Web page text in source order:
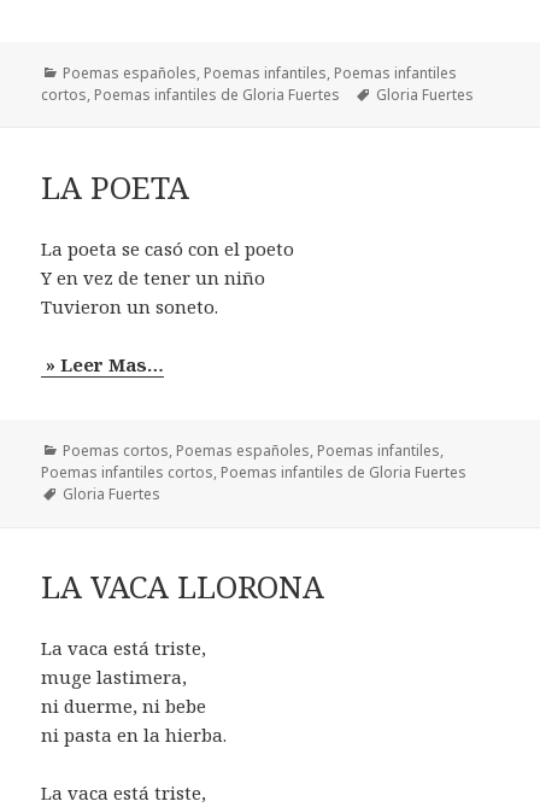
Categorías
Poemas españoles, Poemas infantiles, Poemas infantiles
cortos, Poemas infantiles de Gloria Fuertes Etiquetas
Gloria Fuertes
LA POETA
La poeta se casó con el poeto
Y en vez de tener un niño
Tuvieron un soneto.
» Leer Mas…
Categorías
Poemas cortos, Poemas españoles, Poemas infantiles,
Poemas infantiles cortos, Poemas infantiles de Gloria Fuertes
Etiquetas
Gloria Fuertes
LA VACA LLORONA
La vaca está triste,
muge lastimera,
ni duerme, ni bebe
ni pasta en la hierba.
La vaca está triste,